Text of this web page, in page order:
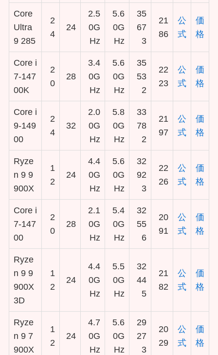
Core
Ultra
9 285
2
4
24
2.5
0G
Hz
5.6
0G
Hz
35
67
3
21
86
公
式
価
格
Core i
7-147
00K
2
0
28
3.4
0G
Hz
5.6
0G
Hz
35
53
2
22
23
公
式
価
格
Core i
9-149
00
2
4
32
2.0
0G
Hz
5.8
0G
Hz
33
78
2
21
97
公
式
価
格
Ryze
n 9 9
900X
1
2
24
4.4
0G
Hz
5.6
0G
Hz
32
92
3
22
26
公
式
価
格
Core i
7-147
00
2
0
28
2.1
0G
Hz
5.4
0G
Hz
32
55
6
20
91
公
式
価
格
Ryze
n 9 9
900X
3D
1
2
24
4.4
0G
Hz
5.5
0G
Hz
32
44
5
21
82
公
式
価
格
Ryze
n 9 7
900X
1
2
24
4.7
0G
Hz
5.6
0G
Hz
29
27
3
20
29
公
式
価
格